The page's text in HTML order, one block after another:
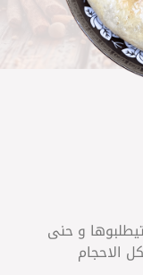
و حنى
الاحجام